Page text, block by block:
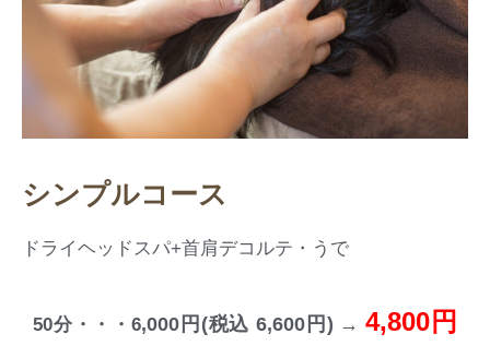
シンプルコース
ドライヘッドスパ+首肩デコルテ・うで
50分・・・6,000円(税込 6,600円) →4,800円